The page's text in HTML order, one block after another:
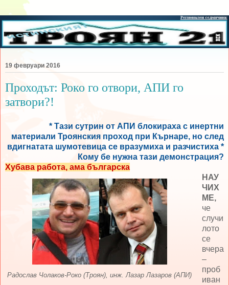
19 февруари 2016
Проходът: Роко го отвори, АПИ го
затвори?!
* Тази сутрин от АПИ блокираха с инертни
материали Троянския проход при Кърнаре, но след
вдигнатата шумотевица се вразумиха и разчистиха *
Кому бе нужна тази демонстрация?
Хубава работа, ама българска
Радослав Чолаков-Роко (Троян), инж. Лазар Лазаров (АПИ)
НАУ
ЧИХ
МЕ,
че
случи
лото
се
вчера
–
проб
иван